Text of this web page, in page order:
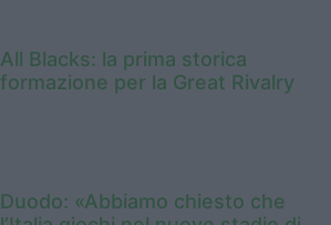
All Blacks: la prima storica
formazione per la Great Rivalry
Duodo: «Abbiamo chiesto che